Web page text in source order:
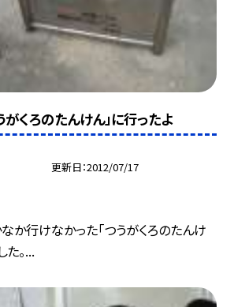
くろのたんけん」に行ったよ
更新日 2012/07/17
なか行けなかった「つうがくろのたんけ
た。...